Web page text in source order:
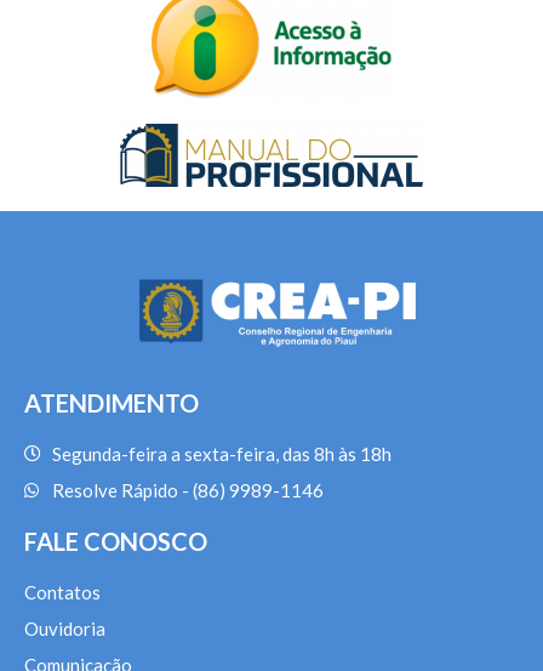
ATENDIMENTO
Segunda-feira a sexta-feira, das 8h às 18h
Resolve Rápido - (86) 9989-1146
FALE CONOSCO
Contatos
Ouvidoria
Comunicação